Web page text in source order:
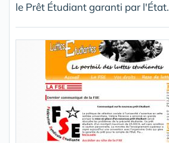
le Prêt Étudiant garanti par l'État.